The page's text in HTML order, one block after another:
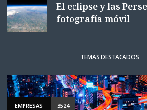
El eclipse y las
fotografía móvil
TEMAS DESTACADOS
EMPRESAS 3524